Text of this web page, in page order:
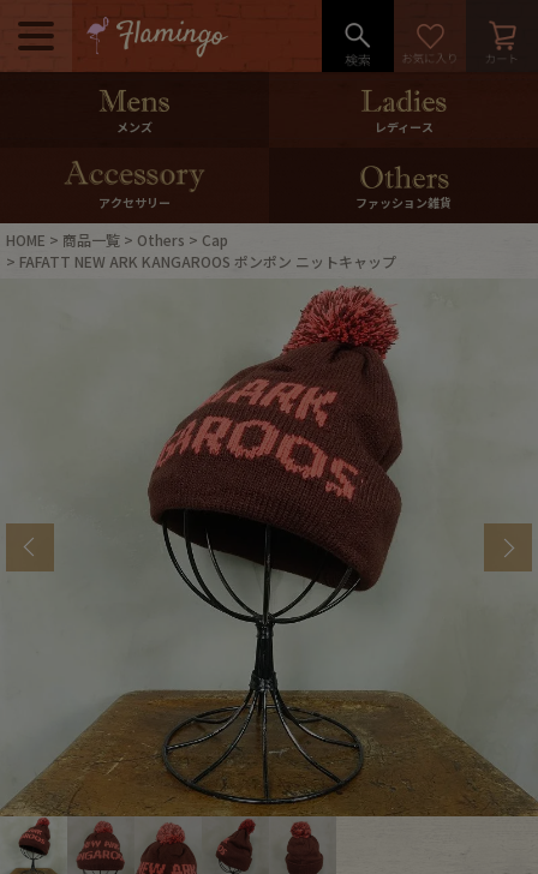
メニュー
500pt＆10％Offクーポンプレゼン
10％0ffクーポンプレゼント
ログイン・会員登録 LINE ID連携
マイページ
International Shipping
特集一覧
ブランドから探す スタッフコーディネート
古着卸DOCK
メンズ商品カテゴリーから探す
Tops Outer
Bottoms Fafatt
メンズ レディース
アクセサリー ファッション雑貨
HOME 商品一覧 Others
Cap
FAFATT NEW ARK KANGAROOS ポンポン ニットキャップ